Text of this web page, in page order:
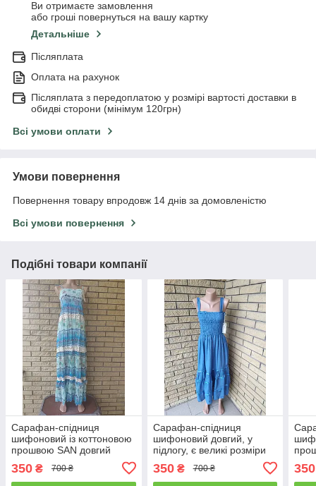
Ви отримаєте замовлення
або гроші повернуться на вашу картку
Детальніше
Післяплата
Оплата на рахунок
Післяплата з передоплатою у розмірі вартості доставки в
обидві сторони (мінімум 120грн)
Всі умови оплати
Умови повернення
Повернення товару впродовж 14 днів за домовленістю
Всі умови повернення
Подібні товари компанії
Сарафан-спідниця
шифоновий із коттоновою
прошвою SAN довгий
350 ₴ 700 ₴
Сарафан-спідниця
шифоновий довгий, у
підлогу, є великі розміри
350₴ 700 ₴ 350